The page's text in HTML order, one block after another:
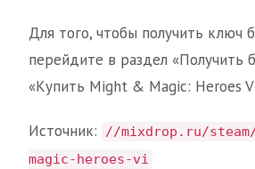
Для того, чтобы получить ключ
перейдите в раздел «Получить
«Купить Might & Magic: Heroes
Источник:
//mixdrop.ru/
magic-heroes-vi